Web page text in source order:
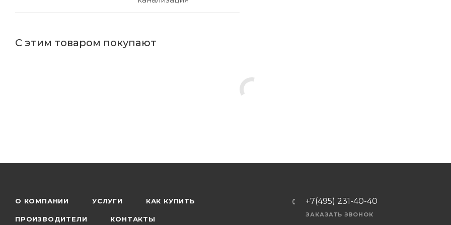
С этим товаром покупают
О КОМПАНИИ УСЛУГИ КАК КУПИТЬ
ПРОИЗВОДИТЕЛИ КОНТАКТЫ
+7(495) 231-40-40
ЗАКАЗАТЬ ЗВОНОК